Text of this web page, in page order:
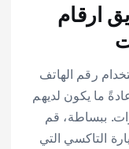
ارقام
رقم الهاتف
ما يكون لديهم
ببساطة، قم
التاكسي التي